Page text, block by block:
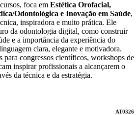
foca em Estética Orofacial,
Odontológica e Inovação em Saúde,
inspiradora e muito prática. Ele
da odontologia digital, como construir
e a importância da experiência do
clara, elegante e motivadora.
para congressos científicos, workshops de
inspirar profissionais a alcançarem o
da técnica e da estratégia.
AT0326